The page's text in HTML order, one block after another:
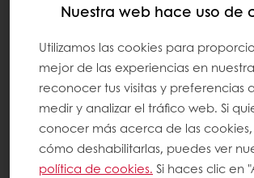
Nuestra web hace uso de
Utilizamos las cookies para
mejor de las experiencias en
reconocer tus visitas y preferencias
medir y analizar el tráfico web. Si
conocer más acerca de las
cómo deshabilitarlas, puedes ver
política de cookies. Si haces clic en